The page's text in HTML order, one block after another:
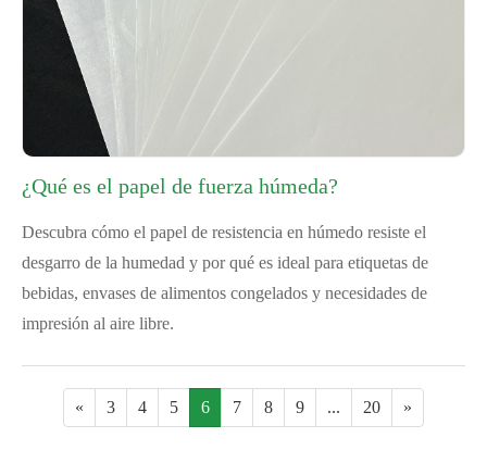
¿Qué es el papel de fuerza húmeda?
Descubra cómo el papel de resistencia en húmedo resiste el
desgarro de la humedad y por qué es ideal para etiquetas de
bebidas, envases de alimentos congelados y necesidades de
impresión al aire libre.
« 3 4 5 6 7 8 9 ... 20 »